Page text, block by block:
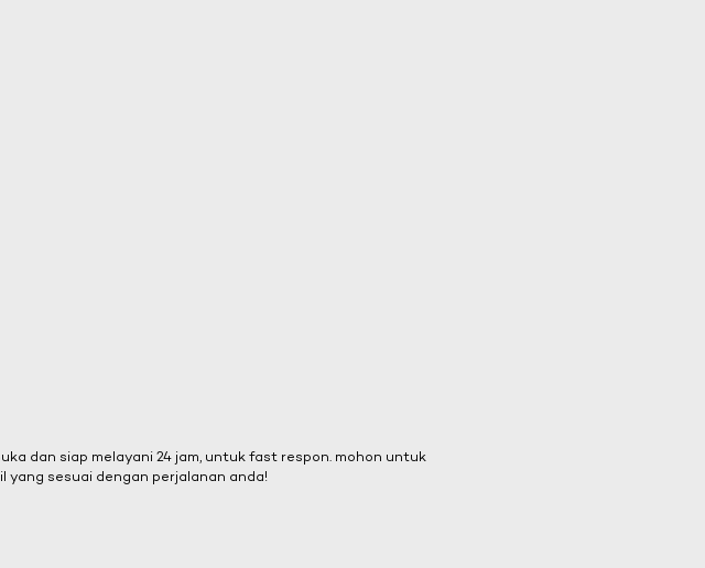
dan siap melayani 24 jam, untuk fast respon. mohon untuk
yang sesuai dengan perjalanan anda!